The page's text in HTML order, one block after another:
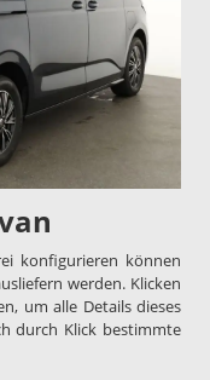
konfigurieren können
werden. Klicken
um alle Details dieses
durch Klick bestimmte